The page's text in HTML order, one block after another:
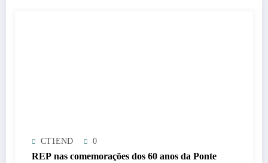
CT1END 0
REP nas comemorações dos 60 anos da Ponte